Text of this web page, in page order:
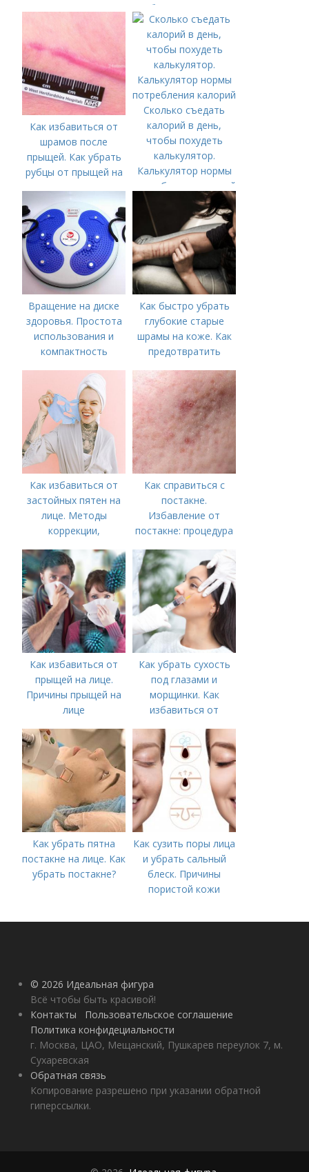
болезни (акне)
Как избавиться от
шрамов после
прыщей. Как убрать
рубцы от прыщей на
Сколько съедать
калорий в день,
чтобы похудеть
калькулятор.
Калькулятор нормы
потребления калорий
Вращение на диске
здоровья. Простота
использования и
компактность
Как быстро убрать
глубокие старые
шрамы на коже. Как
предотвратить
Как избавиться от
застойных пятен на
лице. Методы
коррекции,
акне и удаления
рубцов и шрамов
постакне
Как справиться с
постакне.
Избавление от
постакне: процедура
Как избавиться от
прыщей на лице.
Причины прыщей на
лице
Как убрать сухость
под глазами и
морщинки. Как
избавиться от
косметологические
процедуры
Как убрать пятна
постакне на лице. Как
убрать постакне?
Как сузить поры лица
и убрать сальный
блеск. Причины
пористой кожи
© 2026 Идеальная фигура
Всё чтобы быть красивой!
Контакты
Пользовательское соглашение
Политика конфидециальности
г. Москва, ЦАО, Мещанский, Пушкарев переулок 7, м.
Сухаревская
Обратная связь
Копирование разрешено при указании обратной
гиперссылки.